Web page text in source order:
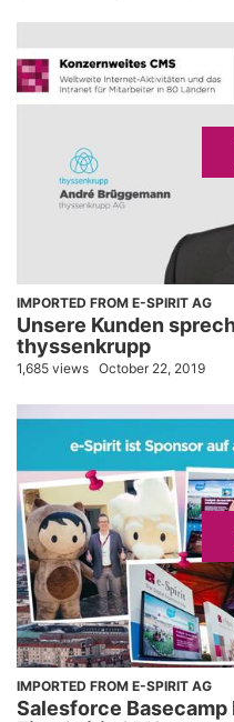
IMPORTED FROM E-SPIRIT AG
Unsere Kunden
thyssenkrupp
1,685 views October 22, 2019
IMPORTED FROM E-SPIRIT AG
Salesforce